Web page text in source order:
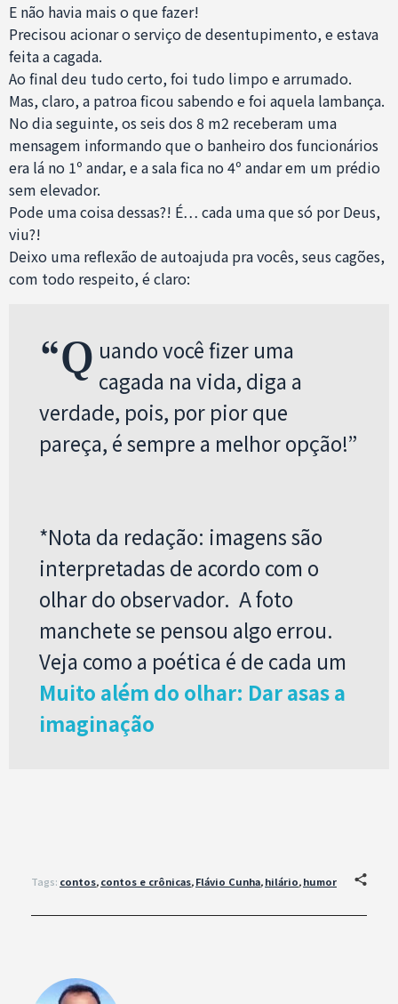
E não havia mais o que fazer!
Precisou acionar o serviço de desentupimento, e estava
feita a cagada.
Ao final deu tudo certo, foi tudo limpo e arrumado.
Mas, claro, a patroa ficou sabendo e foi aquela lambança.
No dia seguinte, os seis dos 8 m2 receberam uma
mensagem informando que o banheiro dos funcionários
era lá no 1º andar, e a sala fica no 4º andar em um prédio
sem elevador.
Pode uma coisa dessas?! É… cada uma que só por Deus,
viu?!
Deixo uma reflexão de autoajuda pra vocês, seus cagões,
com todo respeito, é claro:
“Q uando você fizer uma
cagada na vida, diga a
verdade, pois, por pior que
pareça, é sempre a melhor opção!”
*Nota da redação: imagens são
interpretadas de acordo com o
olhar do observador. A foto
manchete se pensou algo errou.
Veja como a poética é de cada um
Muito além do olhar: Dar asas a
imaginação
Tags: contos,contos e crônicas,Flávio Cunha,hilário,humor